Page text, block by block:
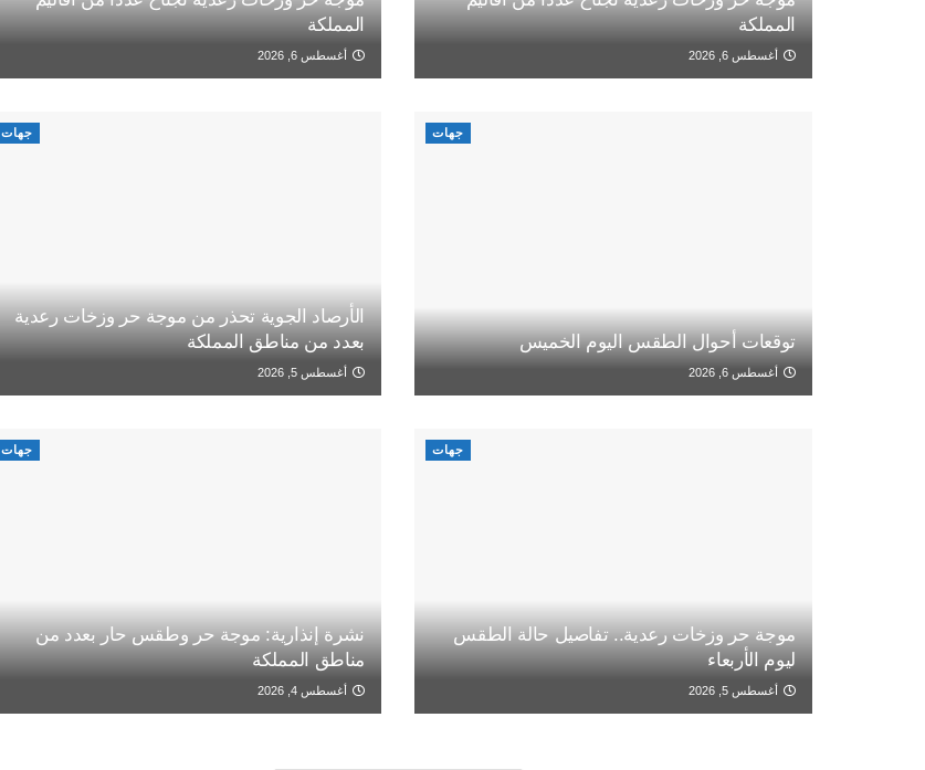
المملكة
أغسطس 6, 2026
المملكة
أغسطس 6, 2026
جهات
توقعات أحوال الطقس اليوم الخميس
أغسطس 6, 2026
جهات
الأرصاد الجوية تحذر من موجة حر وزخات رعدية
بعدد من مناطق المملكة
أغسطس 5, 2026
جهات
موجة حر وزخات رعدية.. تفاصيل حالة الطقس
ليوم الأربعاء
أغسطس 5, 2026
جهات
نشرة إنذارية: موجة حر وطقس حار بعدد من
مناطق المملكة
أغسطس 4, 2026